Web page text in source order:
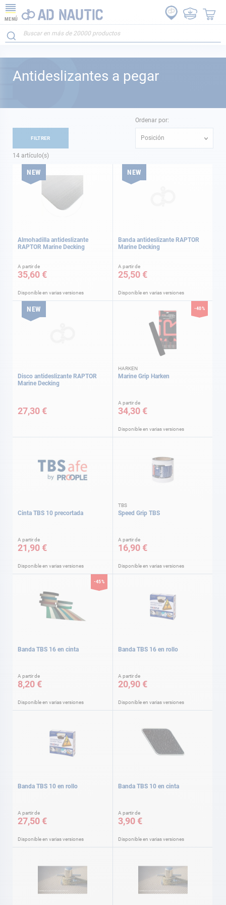
MENÚ
Antideslizantes a pegar
14 artículo(s)
Ordenar por:
Posición
NEW
Almohadilla antideslizante
RAPTOR Marine Decking
A partir de
35,60 €
Disponible en varias versiones
NEW
Banda antideslizante RAPTOR
Marine Decking
A partir de
25,50 €
Disponible en varias versiones
NEW
Disco antideslizante RAPTOR
Marine Decking
27,30 €
-40%
HARKEN
Marine Grip Harken
A partir de
34,30 €
Disponible en varias versiones
Cinta TBS 10 precortada
A partir de
21,90 €
Disponible en varias versiones
TBS
Speed Grip TBS
A partir de
16,90 €
Disponible en varias versiones
-45%
Banda TBS 16 en cinta
A partir de
8,20 €
Disponible en varias versiones
Banda TBS 16 en rollo
A partir de
20,90 €
Disponible en varias versiones
Banda TBS 10 en rollo
A partir de
27,50 €
Disponible en varias versiones
Banda TBS 10 en cinta
A partir de
3,90 €
Disponible en varias versiones
FILTRER